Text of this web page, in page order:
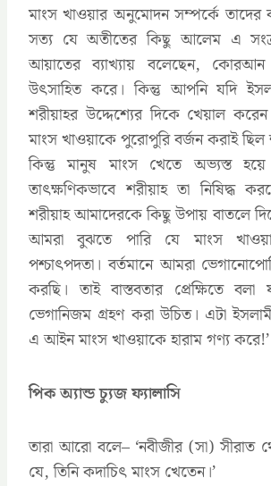
মাংস খাওয়ার অনুমোদন সম্পর্কে তাদের
সত্য যে অতীতের কিছু আলেম এ
আয়াতের ব্যাখ্যায় বলেছেন, কোরআন
উৎসাহিত করে। কিন্তু আপনি যদি
শরীয়াহর উদ্দেশ্যের দিকে খেয়াল
মাংস খাওয়াকে পুরোপুরি বর্জন করাই ছিল
কিন্তু মানুষ মাংস খেতে অভ্যস্ত
তাৎক্ষণিকভাবে শরীয়াহ তা নিষিদ্ধ
শরীয়াহ আমাদেরকে কিছু উপায় বাতলে
আমরা বুঝতে পারি যে মাংস
পশ্চাৎপদতা। বর্তমানে আমরা
করছি। তাই বাস্তবতার প্রেক্ষিতে
ভেগানিজম গ্রহণ করা উচিত। এটা
এ আইন মাংস খাওয়াকে হারাম গণ্য করে!’
পিক অ্যান্ড চ্যুজ ফ্যালাসি
তারা আরো বলে– ‘নবীজীর (সা) সীরাত
যে, তিনি কদাচিৎ মাংস খেতেন।’